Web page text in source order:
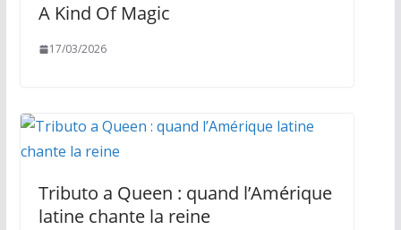
A Kind Of Magic
17/03/2026
Tributo a Queen : quand l’Amérique
latine chante la reine